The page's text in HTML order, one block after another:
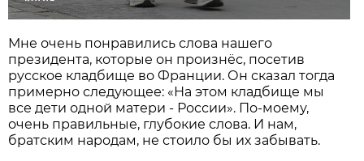
Мне очень понравились слова нашего
президента, которые он произнёс, посетив
русское кладбище во Франции. Он сказал тогда
примерно следующее: «На этом кладбище мы
все дети одной матери - России». По-моему,
очень правильные, глубокие слова. И нам,
братским народам, не стоило бы их забывать.